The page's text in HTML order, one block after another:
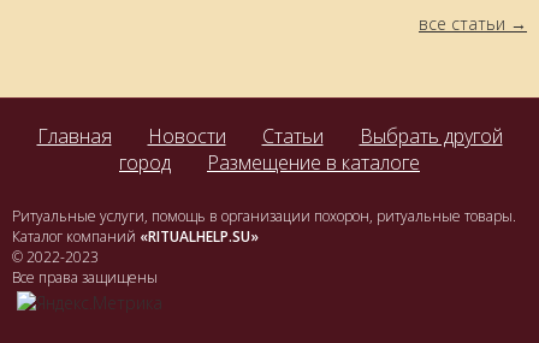
все статьи
Главная Новости Статьи
Выбрать другой
город
Размещение в каталоге
Ритуальные услуги, помощь в организации похорон, ритуальные товары.
Каталог компаний «RITUALHELP.SU»
© 2022-2023
Все права защищены